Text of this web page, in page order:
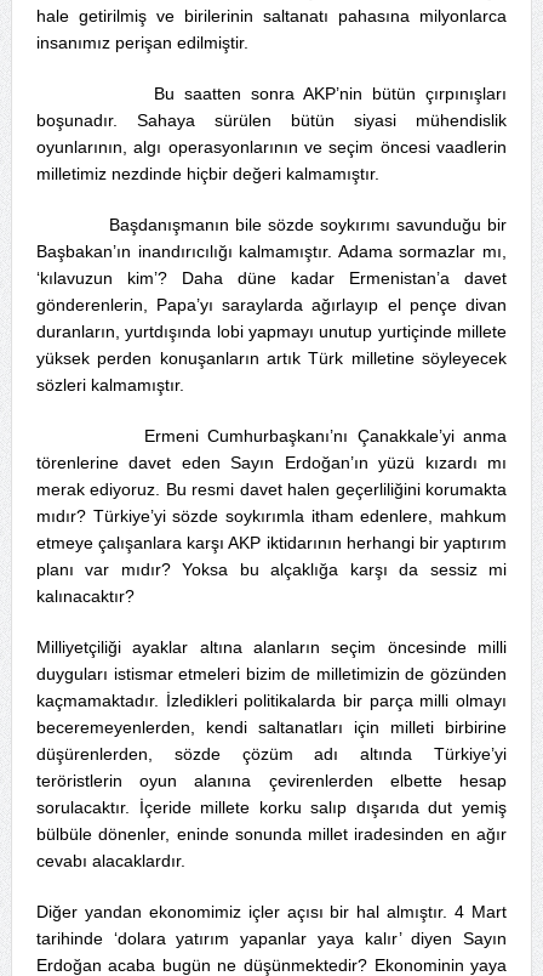
hale getirilmiş ve birilerinin saltanatı pahasına milyonlarca
insanımız perişan edilmiştir.
Bu saatten sonra AKP’nin bütün çırpınışları
boşunadır. Sahaya sürülen bütün siyasi mühendislik
oyunlarının, algı operasyonlarının ve seçim öncesi vaadlerin
milletimiz nezdinde hiçbir değeri kalmamıştır.
Başdanışmanın bile sözde soykırımı savunduğu bir
Başbakan’ın inandırıcılığı kalmamıştır. Adama sormazlar mı,
‘kılavuzun kim’? Daha düne kadar Ermenistan’a davet
gönderenlerin, Papa’yı saraylarda ağırlayıp el pençe divan
duranların, yurtdışında lobi yapmayı unutup yurtiçinde millete
yüksek perden konuşanların artık Türk milletine söyleyecek
sözleri kalmamıştır.
Ermeni Cumhurbaşkanı’nı Çanakkale’yi anma
törenlerine davet eden Sayın Erdoğan’ın yüzü kızardı mı
merak ediyoruz. Bu resmi davet halen geçerliliğini korumakta
mıdır? Türkiye’yi sözde soykırımla itham edenlere, mahkum
etmeye çalışanlara karşı AKP iktidarının herhangi bir yaptırım
planı var mıdır? Yoksa bu alçaklığa karşı da sessiz mi
kalınacaktır?
Milliyetçiliği ayaklar altına alanların seçim öncesinde milli
duyguları istismar etmeleri bizim de milletimizin de gözünden
kaçmamaktadır. İzledikleri politikalarda bir parça milli olmayı
beceremeyenlerden, kendi saltanatları için milleti birbirine
düşürenlerden, sözde çözüm adı altında Türkiye’yi
teröristlerin oyun alanına çevirenlerden elbette hesap
sorulacaktır. İçeride millete korku salıp dışarıda dut yemiş
bülbüle dönenler, eninde sonunda millet iradesinden en ağır
cevabı alacaklardır.
Diğer yandan ekonomimiz içler açısı bir hal almıştır. 4 Mart
tarihinde ‘dolara yatırım yapanlar yaya kalır’ diyen Sayın
Erdoğan acaba bugün ne düşünmektedir? Ekonominin yaya